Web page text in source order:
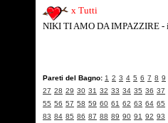
x Tutti
NIKI TI AMO DA IMPAZZIRE
Pareti del Bagno: 1 2 3 4 5 6 7 8 9
27 28 29 30 31 32 33 34 35 36 37
55 56 57 58 59 60 61 62 63 64 65
83 84 85 86 87 88 89 90 91 92 93